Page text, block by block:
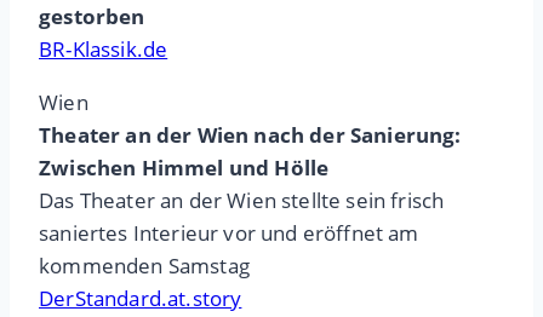
gestorben
BR-Klassik.de
Wien
Theater an der Wien nach der Sanierung:
Zwischen Himmel und Hölle
Das Theater an der Wien stellte sein frisch
saniertes Interieur vor und eröffnet am
kommenden Samstag
DerStandard.at.story